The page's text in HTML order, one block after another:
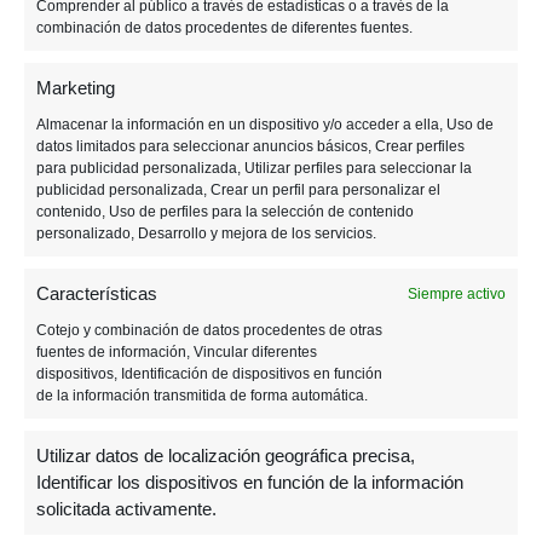
Comprender al público a través de estadísticas o a través de la
combinación de datos procedentes de diferentes fuentes.
Marketing
Almacenar la información en un dispositivo y/o acceder a ella, Uso de
datos limitados para seleccionar anuncios básicos, Crear perfiles
para publicidad personalizada, Utilizar perfiles para seleccionar la
publicidad personalizada, Crear un perfil para personalizar el
contenido, Uso de perfiles para la selección de contenido
personalizado, Desarrollo y mejora de los servicios.
Características Siempre activo
Cotejo y combinación de datos procedentes de otras
fuentes de información, Vincular diferentes
dispositivos, Identificación de dispositivos en función
de la información transmitida de forma automática.
Utilizar datos de localización geográfica precisa,
Identificar los dispositivos en función de la información
solicitada activamente.
personaje inicial
. En base a éste personaje irán
completando rondas contra enemigos
controlados por ordenadoren las que
mejorarán su equipo gracias aloro que se otorga
Una vez completada esta fase inicial,